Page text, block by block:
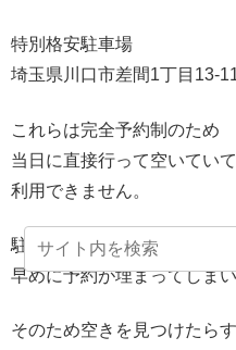
特別格安駐車場
埼玉県川口市差間1丁目13-
これらは完全予約制のため
当日に直接行って空いてい
利用できません。
駐車場はイベント日の場合
早めに予約が埋まってしま
そのため空きを見つけたら